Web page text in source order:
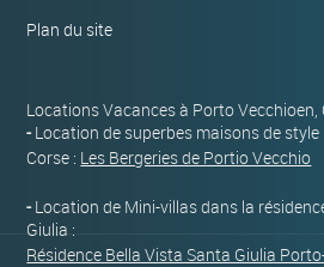
Plan du site
Locations Vacances à Porto Vecchioen,
-Location de superbes maisons de
Corse : Les Bergeries de Portio Vecchio
-Location de Mini-villas dans la
Giulia :
Résidence Bella Vista Santa Giulia